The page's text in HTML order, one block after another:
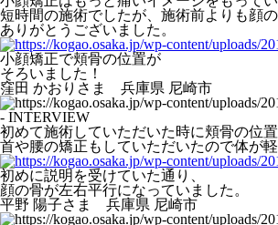
短時間の施術でしたが、施術前よりも顔
ありがとうございました。
小顔矯正で頬骨の位置が
そろいました！
窪田 かおりさま 兵庫県 尼崎市
- INTERVIEW
初めて施術していただいた時に頬骨の位置
首や腰の矯正もしていただいたので体が軽
初めに説明を受けていた通り、
顔の骨が左右平行になっていました。
平野 陽子さま 兵庫県 尼崎市